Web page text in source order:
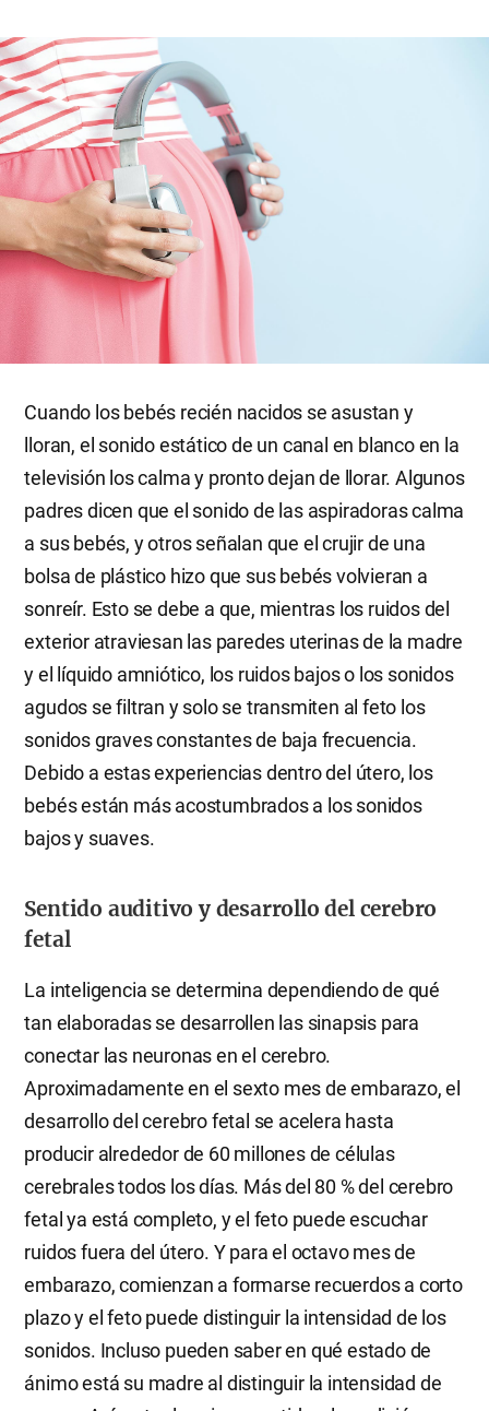
Cuando los bebés recién nacidos se asustan y
lloran, el sonido estático de un canal en blanco en la
televisión los calma y pronto dejan de llorar. Algunos
padres dicen que el sonido de las aspiradoras calma
a sus bebés, y otros señalan que el crujir de una
bolsa de plástico hizo que sus bebés volvieran a
sonreír. Esto se debe a que, mientras los ruidos del
exterior atraviesan las paredes uterinas de la madre
y el líquido amniótico, los ruidos bajos o los sonidos
agudos se filtran y solo se transmiten al feto los
sonidos graves constantes de baja frecuencia.
Debido a estas experiencias dentro del útero, los
bebés están más acostumbrados a los sonidos
bajos y suaves.
Sentido auditivo y desarrollo del cerebro
fetal
La inteligencia se determina dependiendo de qué
tan elaboradas se desarrollen las sinapsis para
conectar las neuronas en el cerebro.
Aproximadamente en el sexto mes de embarazo, el
desarrollo del cerebro fetal se acelera hasta
producir alrededor de 60 millones de células
cerebrales todos los días. Más del 80 % del cerebro
fetal ya está completo, y el feto puede escuchar
ruidos fuera del útero. Y para el octavo mes de
embarazo, comienzan a formarse recuerdos a corto
plazo y el feto puede distinguir la intensidad de los
sonidos. Incluso pueden saber en qué estado de
ánimo está su madre al distinguir la intensidad de